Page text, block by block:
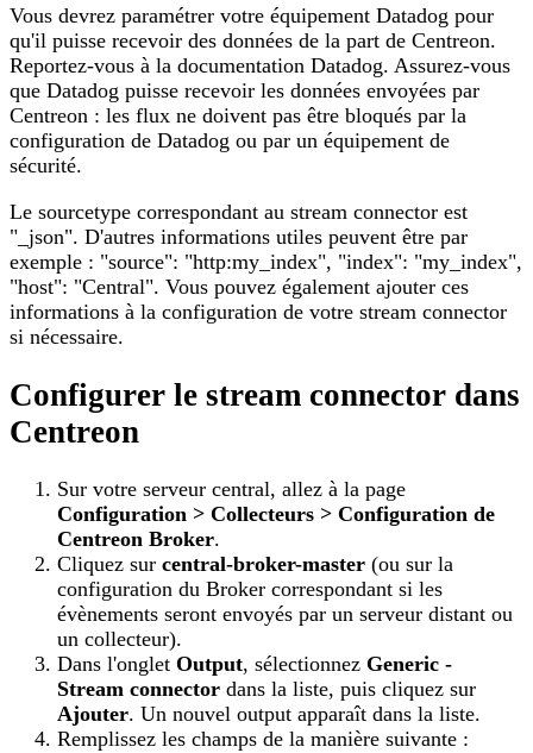
Vous devrez paramétrer votre équipement Datadog pour
qu'il puisse recevoir des données de la part de Centreon.
Reportez-vous à la documentation Datadog. Assurez-vous
que Datadog puisse recevoir les données envoyées par
Centreon : les flux ne doivent pas être bloqués par la
configuration de Datadog ou par un équipement de
sécurité.
Le sourcetype correspondant au stream connector est
"_json". D'autres informations utiles peuvent être par
exemple : "source": "http:my_index", "index": "my_index",
"host": "Central". Vous pouvez également ajouter ces
informations à la configuration de votre stream connector
si nécessaire.
Configurer le stream connector dans
Centreon
Sur votre serveur central, allez à la page
Configuration > Collecteurs > Configuration de
Centreon Broker.
Cliquez sur central-broker-master (ou sur la
configuration du Broker correspondant si les
évènements seront envoyés par un serveur distant ou
un collecteur).
Dans l'onglet Output, sélectionnez Generic -
Stream connector dans la liste, puis cliquez sur
Ajouter. Un nouvel output apparaît dans la liste.
Remplissez les champs de la manière suivante :